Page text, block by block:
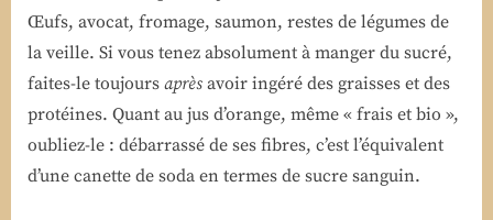
Œufs, avocat, fromage, saumon, restes de légumes de
la veille. Si vous tenez absolument à manger du sucré,
faites-le toujours après avoir ingéré des graisses et des
protéines. Quant au jus d’orange, même « frais et bio »,
oubliez-le : débarrassé de ses fibres, c’est l’équivalent
d’une canette de soda en termes de sucre sanguin.